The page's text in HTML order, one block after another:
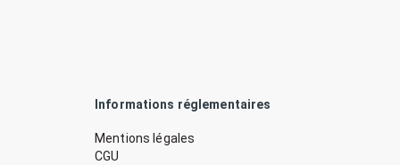
Informations réglementaires
Mentions légales
CGU